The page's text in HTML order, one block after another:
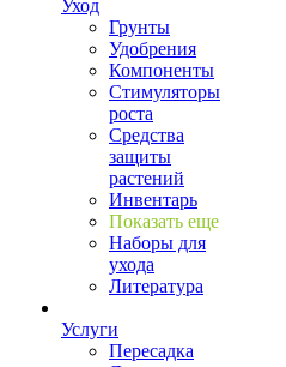
Уход
Грунты
Удобрения
Компоненты
Стимуляторы
роста
Средства
защиты
растений
Инвентарь
Показать еще
Наборы для
ухода
Литература
Услуги
Пересадка